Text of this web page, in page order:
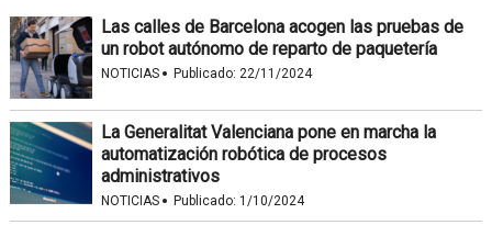
Las calles de Barcelona acogen las pruebas de
un robot autónomo de reparto de paquetería
NOTICIAS · Publicado: 22/11/2024
La Generalitat Valenciana pone en marcha la
automatización robótica de procesos
administrativos
NOTICIAS · Publicado: 1/10/2024